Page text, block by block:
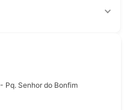
Pq. Senhor do Bonfim